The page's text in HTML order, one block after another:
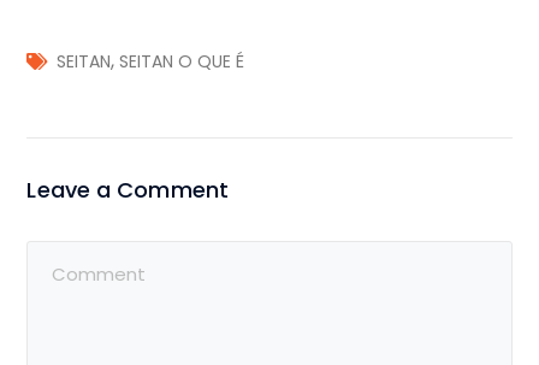
SEITAN,SEITAN O QUE É
Leave a Comment